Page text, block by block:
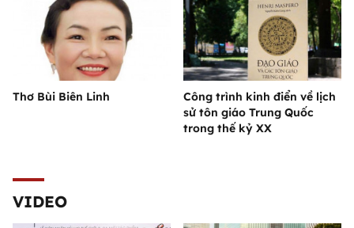
Thơ Bùi Biên Linh
Công trình kinh điển về lịch
sử tôn giáo Trung Quốc
trong thế kỷ XX
VIDEO